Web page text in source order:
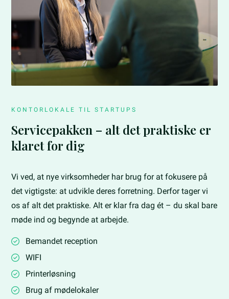
KONTORLOKALE TIL STARTUPS
Servicepakken – alt det praktiske er
klaret for dig
Vi ved, at nye virksomheder har brug for at fokusere på
det vigtigste: at udvikle deres forretning. Derfor tager vi
os af alt det praktiske. Alt er klar fra dag ét – du skal bare
møde ind og begynde at arbejde.
Bemandet reception
WIFI
Printerløsning
Brug af mødelokaler